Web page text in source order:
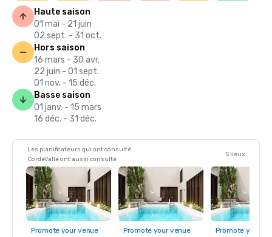
Haute saison
01 mai - 21 juin
02 sept. - 31 oct.
Hors saison
16 mars - 30 avr.
22 juin - 01 sept.
01 nov. - 15 déc.
Basse saison
01 janv. - 15 mars
16 déc. - 31 déc.
Les planificateurs qui ont consulté
CordeValle ont aussi consulté
5 lieux
Promote your venue Promote your venue Promote your